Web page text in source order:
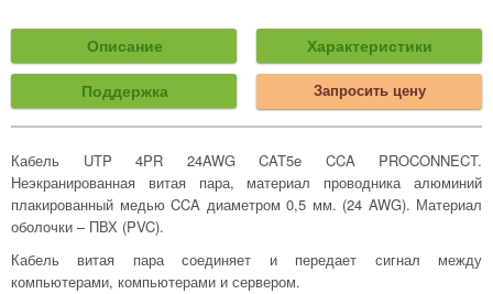
Описание Характеристики
Поддержка Запросить цену
Кабель UTP 4PR 24AWG CAT5e CCA PROCONNECT.
Неэкранированная витая пара, материал проводника алюминий
плакированный медью CCA диаметром 0,5 мм. (24 AWG). Материал
оболочки – ПВХ (PVC).
Кабель витая пара соединяет и передает сигнал между
компьютерами, компьютерами и сервером.